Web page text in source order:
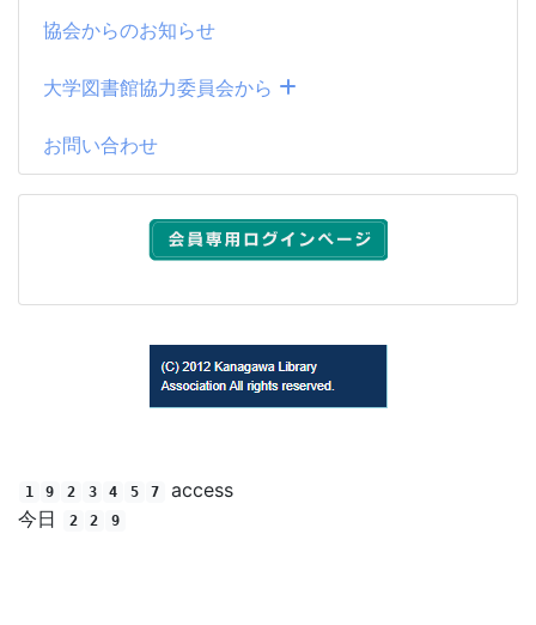
協会からのお知らせ
大学図書館協力委員会から
お問い合わせ
1 9 2 3 4 5 7
access
今日
2 2 9